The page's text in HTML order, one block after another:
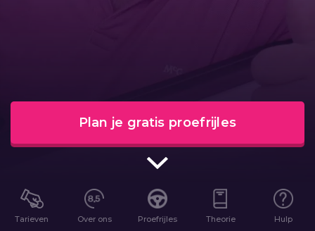
Plan je gratis proefrijles
Tarieven Over ons Proefrijles Theorie Hulp